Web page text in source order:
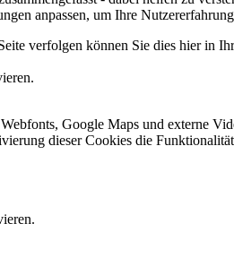
anpassen, um Ihre
verfolgen können Sie dies hier in
Google Maps und externe
dieser Cookies die